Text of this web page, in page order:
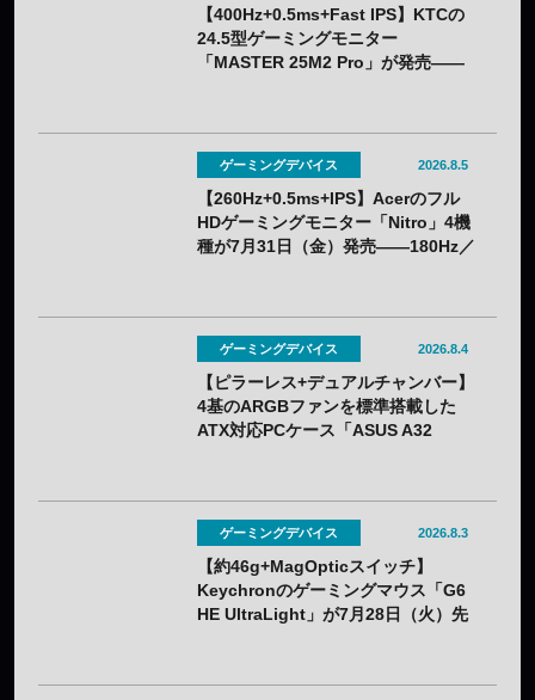
【400Hz+0.5ms+Fast IPS】KTCの
24.5型ゲーミングモニター
「MASTER 25M2 Pro」が発売——
ゲーミングデバイス 2026.8.5
【260Hz+0.5ms+IPS】Acerのフル
HDゲーミングモニター「Nitro」4機
種が7月31日（金）発売——180Hz／
ゲーミングデバイス 2026.8.4
【ピラーレス+デュアルチャンバー】
4基のARGBファンを標準搭載した
ATX対応PCケース「ASUS A32
ゲーミングデバイス 2026.8.3
【約46g+MagOpticスイッチ】
Keychronのゲーミングマウス「G6
HE UltraLight」が7月28日（火）先